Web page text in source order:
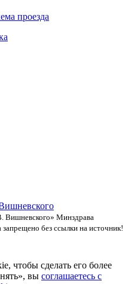
проезда
Минздрава
без ссылки на источник!
чтобы сделать его более
вы соглашаетесь с